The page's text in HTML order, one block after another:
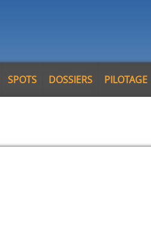
SPOTS DOSSIERS PILOTAGE